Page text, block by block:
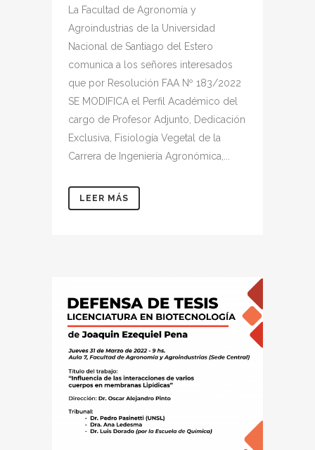
La Facultad de Agronomía y
Agroindustrias de la Universidad
Nacional de Santiago del Estero
comunica a los señores interesados
que por Resolución FAA Nº 183/2022
SE MODIFICA el Perfil Académico del
cargo de Profesor Adjunto, Dedicación
Exclusiva, Fisiología Vegetal de la
Carrera de Ingeniería Agronómica,...
LEER MÁS